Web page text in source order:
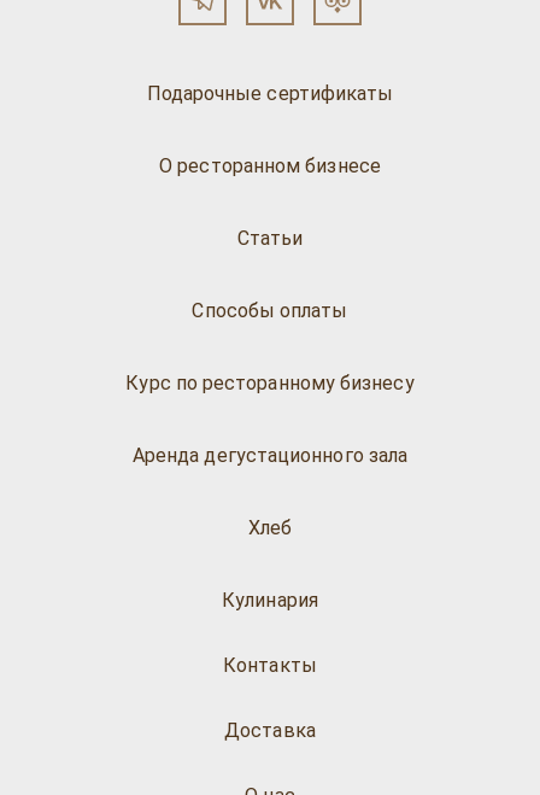
Подарочные сертификаты
О ресторанном бизнесе
Статьи
Способы оплаты
Курс по ресторанному бизнесу
Аренда дегустационного зала
Хлеб
Кулинария
Доставка
Контакты